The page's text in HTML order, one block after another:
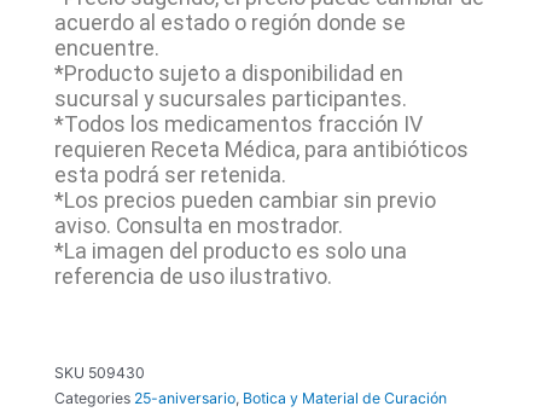
acuerdo al estado o región donde se
encuentre.
*Producto sujeto a disponibilidad en
sucursal y sucursales participantes.
*Todos los medicamentos fracción IV
requieren Receta Médica, para antibióticos
esta podrá ser retenida.
*Los precios pueden cambiar sin previo
aviso. Consulta en mostrador.
*La imagen del producto es solo una
referencia de uso ilustrativo.
SKU 509430
Categories 25-aniversario, Botica y Material de Curación